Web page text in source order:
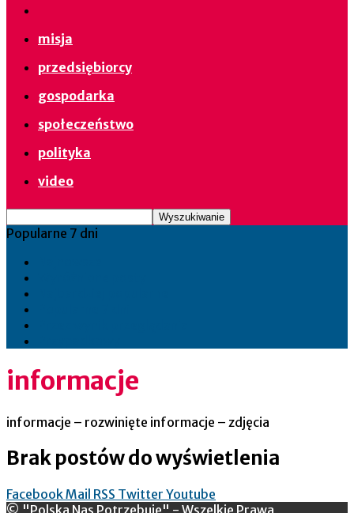
misja
przedsiębiorcy
gospodarka
społeczeństwo
polityka
video
Popularne 7 dni
informacje
informacje – rozwinięte informacje – zdjęcia
Brak postów do wyświetlenia
FacebookMail RSS Twitter Youtube
© "Polska Nas Potrzebuje" - Wszelkie Prawa